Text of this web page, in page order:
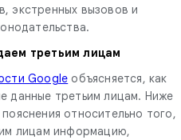
экстренных вызовов и
третьим лицам
Google объясняется, как
данные третьим лицам. Ниже
относительно того,
лицам информацию,